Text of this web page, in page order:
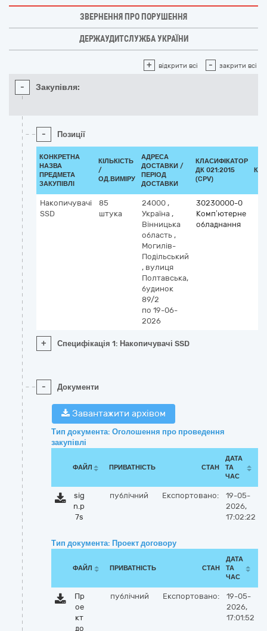
ЗВЕРНЕННЯ ПРО ПОРУШЕННЯ
ДЕРЖАУДИТСЛУЖБА УКРАЇНИ
+ відкрити всі - закрити всі
- Закупівля:
- Позиції
КОНКРЕТНА
НАЗВА
ПРЕДМЕТА
ЗАКУПІВЛІ
КІЛЬКІСТЬ
/
ОД.ВИМІРУ
АДРЕСА
ДОСТАВКИ /
ПЕРІОД
ДОСТАВКИ
КЛАСИФІКАТОР
ДК 021:2015
(CPV)
Накопичувачі
SSD
85
штука
24000 ,
Україна ,
Вінницька
область ,
Могилів-
Подільський
, вулиця
Полтавська,
будинок
89/2
по 19-06-
2026
30230000-0
Комп’ютерне
обладнання
+ Специфікація 1: Накопичувачі SSD
- Документи
Завантажити архівом
Тип документа: Оголошення про проведення
закупівлі
ФАЙЛ ПРИВАТНІСТЬ СТАН
ДАТА
ТА
ЧАС
sig
n.p
7s
публічний Експортовано:
19-05-
2026,
17:02:22
Тип документа: Проект договору
ФАЙЛ ПРИВАТНІСТЬ СТАН
ДАТА
ТА
ЧАС
Пр
ое
кт
до
публічний Експортовано:
19-05-
2026,
17:01:52